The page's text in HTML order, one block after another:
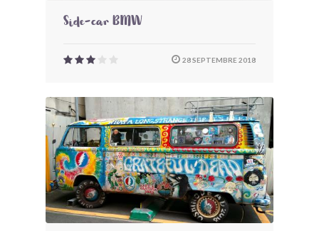
Side-car BMW
28 SEPTEMBRE 2018